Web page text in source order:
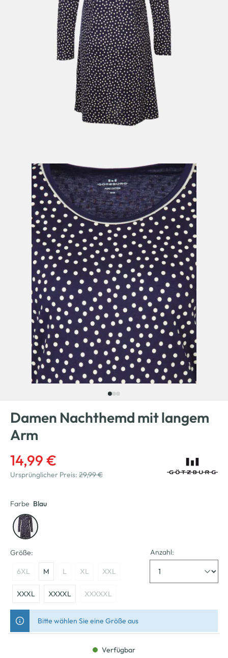
Damen Nachthemd mit langem
Arm
14,99 €
Ursprünglicher Preis: 29,99 €
Farbe Blau
Größe:
6XL M L XL XXL
XXXL XXXXL XXXXXL
Anzahl:
Bitte wählen Sie eine Größe aus
Verfügbar